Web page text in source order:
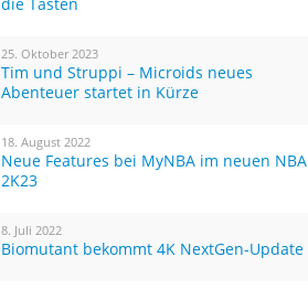
25. Oktober 2023
Tim und Struppi – Microids neues
Abenteuer startet in Kürze
18. August 2022
Neue Features bei MyNBA im neuen NBA
2K23
8. Juli 2022
Biomutant bekommt 4K NextGen-Update